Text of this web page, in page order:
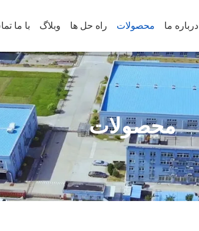
درباره ما محصولات راه حل ها وبلاگ با ما
محصولات